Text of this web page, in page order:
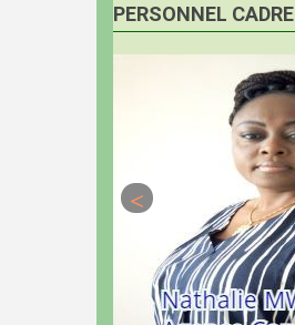
PERSONNEL CADRE